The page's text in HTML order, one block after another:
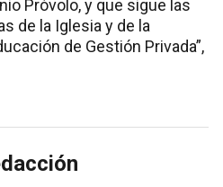
Próvolo, y que sigue las
de la Iglesia y de la
de Gestión Privada”,